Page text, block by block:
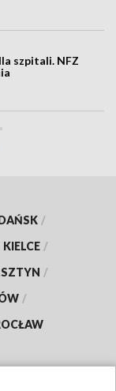
szpitali. NFZ
/
KIELCE /
/
/